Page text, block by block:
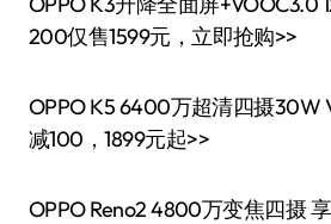
200仅售1599元，立即抢购>>
OPPO K5 6400万超清四摄30W
减100，1899元起>>
OPPO Reno2 4800万变焦四摄